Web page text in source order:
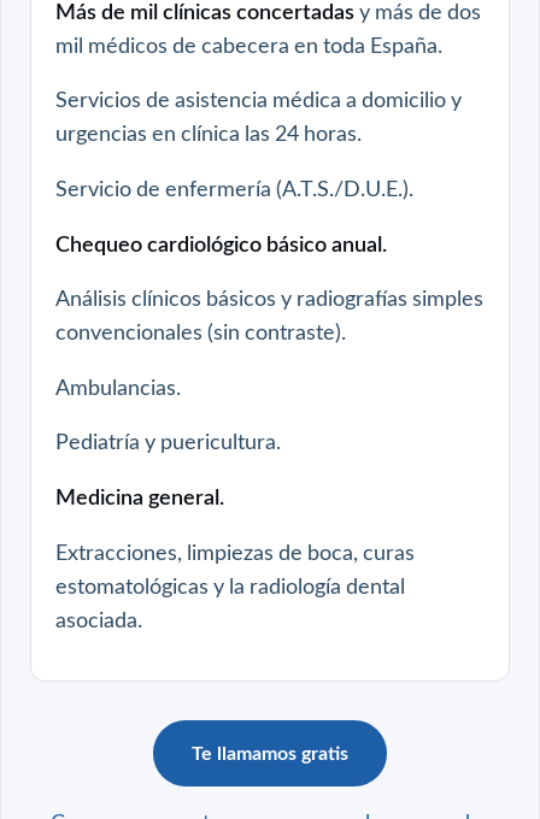
Más de mil clínicas concertadas y más de dos
mil médicos de cabecera en toda España.
Servicios de asistencia médica a domicilio y
urgencias en clínica las 24 horas.
Servicio de enfermería (A.T.S./D.U.E.).
Chequeo cardiológico básico anual.
Análisis clínicos básicos y radiografías simples
convencionales (sin contraste).
Ambulancias.
Pediatría y puericultura.
Medicina general.
Extracciones, limpiezas de boca, curas
estomatológicas y la radiología dental
asociada.
Te llamamos gratis